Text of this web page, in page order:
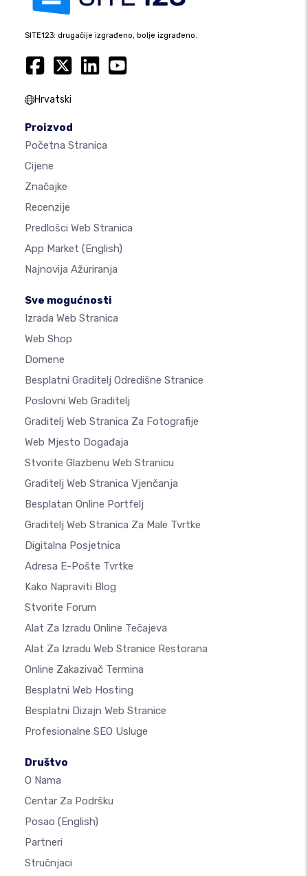
SITE123: drugačije izgrađeno, bolje izgrađeno.
Hrvatski
Proizvod
Početna Stranica
Cijene
Značajke
Recenzije
Predlošci Web Stranica
App Market (English)
Najnovija Ažuriranja
Sve mogućnosti
Izrada Web Stranica
Web Shop
Domene
Besplatni Graditelj Odredišne Stranice
Poslovni Web Graditelj
Graditelj Web Stranica Za Fotografije
Web Mjesto Događaja
Stvorite Glazbenu Web Stranicu
Graditelj Web Stranica Vjenčanja
Besplatan Online Portfelj
Graditelj Web Stranica Za Male Tvrtke
Digitalna Posjetnica
Adresa E-Pošte Tvrtke
Kako Napraviti Blog
Stvorite Forum
Alat Za Izradu Online Tečajeva
Alat Za Izradu Web Stranice Restorana
Online Zakazivač Termina
Besplatni Web Hosting
Besplatni Dizajn Web Stranice
Profesionalne SEO Usluge
Društvo
O Nama
Centar Za Podršku
Posao (English)
Partneri
Stručnjaci